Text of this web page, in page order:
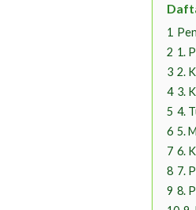
1
2 1.
3 2.
4 3.
5 4.
6 5.
7 6.
8 7.
9 8.